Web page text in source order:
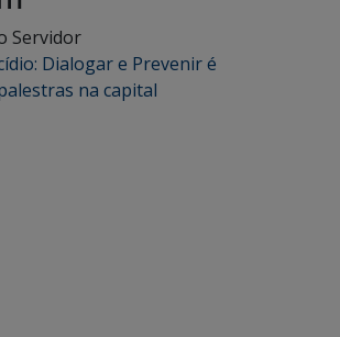
Servidor
Dialogar e Prevenir é
na capital